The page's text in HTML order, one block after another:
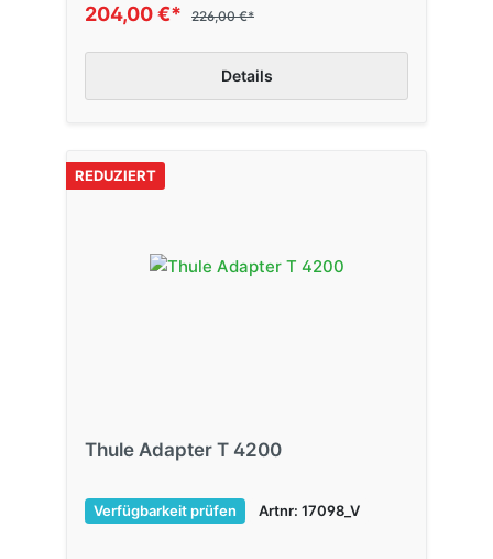
204,00 €* 226,00 €*
Details
REDUZIERT
Thule Adapter T 4200
Verfügbarkeit prüfen Artnr: 17098_V